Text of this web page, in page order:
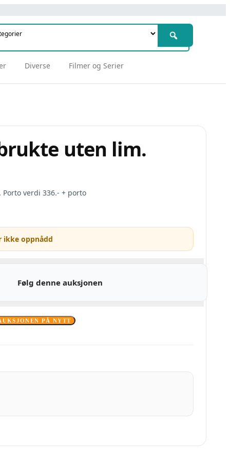
Diverse Filmer og Serier
uten lim.
verdi 336.- + porto
ikke oppnådd
Følg denne auksjonen
PÅ NYTT